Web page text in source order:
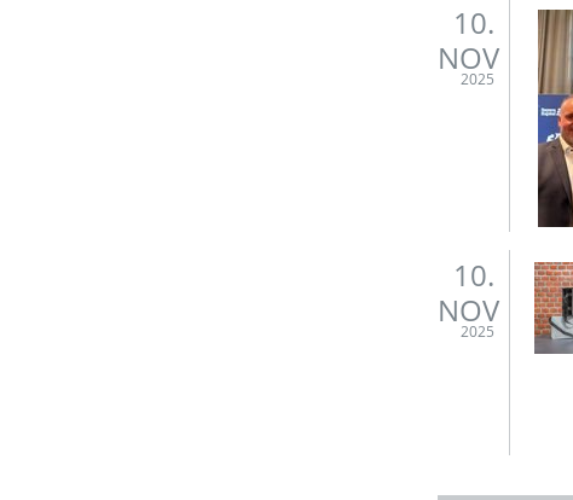
10.
NOV
2025
10.
NOV
2025